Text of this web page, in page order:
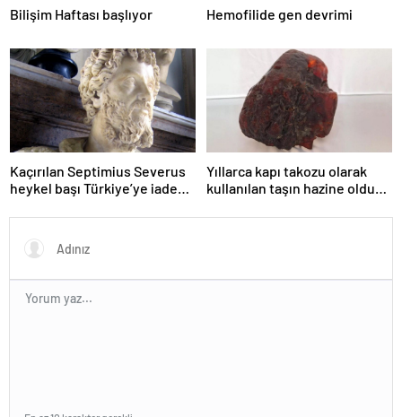
Bilişim Haftası başlıyor Hemofilide gen devrimi
Kaçırılan Septimius Severus
heykel başı Türkiye’ye iade
Yıllarca kapı takozu olarak
kullanılan taşın hazine olduğu
değerinde